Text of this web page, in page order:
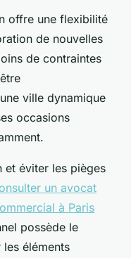
offre une flexibilité
de nouvelles
de contraintes
ville dynamique
occasions
et éviter les pièges
un avocat
à Paris
possède le
éléments